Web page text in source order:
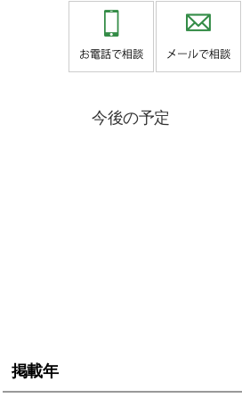
今後の予定
掲載年